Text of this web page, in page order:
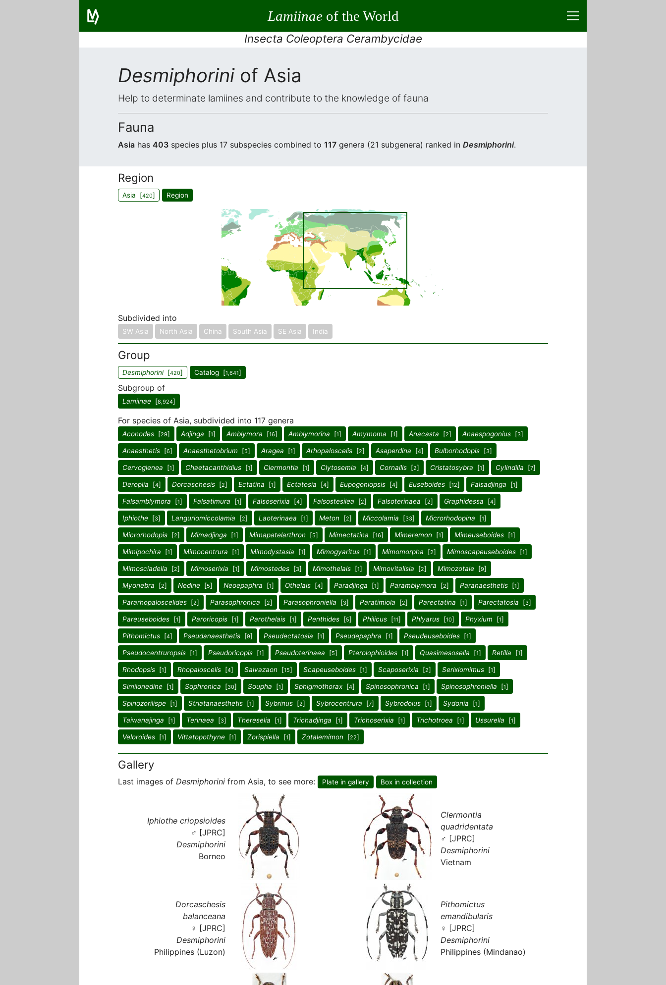
Lamiinaeof the World
Insecta Coleoptera Cerambycidae
Desmiphoriniof Asia
Help to determinate lamiines and contribute to the knowledge of fauna
Fauna
Asia has 403 species plus 17 subspecies combined to 117 genera (21 subgenera) ranked in Desmiphorini.
Region
Asia [420] Region
Subdivided into
SW Asia North Asia China South Asia SE Asia India
Group
Desmiphorini[420] Catalog [1,641]
Subgroup of
Lamiinae [8,924]
For species of Asia, subdivided into 117 genera
Aconodes [29] Adjinga [1] Amblymora [16] Amblymorina [1] Amymoma [1] Anacasta [2] Anaespogonius [3]
Anaesthetis [6] Anaesthetobrium [5] Aragea [1] Arhopaloscelis [2] Asaperdina [4] Bulborhodopis [3]
Cervoglenea [1] Chaetacanthidius [1] Clermontia [1] Clytosemia [4] Cornallis [2] Cristatosybra [1] Cylindilla [7]
Deroplia [4] Dorcaschesis [2] Ectatina [1] Ectatosia [4] Eupogoniopsis [4] Euseboides [12] Falsadjinga [1]
Falsamblymora [1] Falsatimura [1] Falsoserixia [4] Falsostesilea [2] Falsoterinaea [2] Graphidessa [4]
Iphiothe [3] Languriomiccolamia [2] Laoterinaea [1] Meton [2] Miccolamia [33] Microrhodopina [1]
Microrhodopis [2] Mimadjinga [1] Mimapatelarthron [5] Mimectatina [16] Mimeremon [1] Mimeuseboides [1]
Mimipochira [1] Mimocentrura [1] Mimodystasia [1] Mimogyaritus [1] Mimomorpha [2] Mimoscapeuseboides [1]
Mimosciadella [2] Mimoserixia [1] Mimostedes [3] Mimothelais [1] Mimovitalisia [2] Mimozotale [9]
Myonebra [2] Nedine [5] Neoepaphra [1] Othelais [4] Paradjinga [1] Paramblymora [2] Paranaesthetis [1]
Pararhopaloscelides [2] Parasophronica [2] Parasophroniella [3] Paratimiola [2] Parectatina [1] Parectatosia [3]
Pareuseboides [1] Paroricopis [1] Parothelais [1] Penthides [5] Philicus [11] Phlyarus [10] Phyxium [1]
Pithomictus [4] Pseudanaesthetis [9] Pseudectatosia [1] Pseudepaphra [1] Pseudeuseboides [1]
Pseudocentruropsis [1] Pseudoricopis [1] Pseudoterinaea [5] Pterolophioides [1] Quasimesosella [1] Retilla [1]
Rhodopsis [1] Rhopaloscelis [4] Salvazaon [15] Scapeuseboides [1] Scaposerixia [2] Serixiomimus [1]
Similonedine [1] Sophronica [30] Soupha [1] Sphigmothorax [4] Spinosophronica [1] Spinosophroniella [1]
Spinozorilispe [1] Striatanaesthetis [1] Sybrinus [2] Sybrocentrura [7] Sybrodoius [1] Sydonia [1]
Taiwanajinga [1] Terinaea [3] Thereselia [1] Trichadjinga [1] Trichoserixia [1] Trichotroea [1] Ussurella [1]
Veloroides [1] Vittatopothyne [1] Zorispiella [1] Zotalemimon [22]
Gallery
Last images of Desmiphorini from Asia, to see more: Plate in gallery Box in collection
Iphiothe criopsioides
♂ [JPRC]
Desmiphorini
Borneo
Clermontia
quadridentata
♂ [JPRC]
Desmiphorini
Vietnam
Dorcaschesis
balanceana
♀ [JPRC]
Desmiphorini
Philippines (Luzon)
Pithomictus
emandibularis
♀ [JPRC]
Desmiphorini
Philippines (Mindanao)